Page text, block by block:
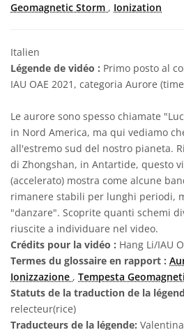
Geomagnetic Storm , Ionization
Italien
Légende de vidéo : Primo posto al
IAU OAE 2021, categoria Aurore
Le aurore sono spesso chiamate
in Nord America, ma qui vediamo
all'estremo sud del nostro pianeta.
di Zhongshan, in Antartide, questo
(accelerato) mostra come alcune
rimanere stabili per lunghi periodi,
"danzare". Scoprite quanti schemi
riuscite a individuare nel video.
Crédits pour la vidéo : Hang Li/IAU
Termes du glossaire en rapport :
Ionizzazione , Tempesta
Statuts de la traduction de la
relecteur(rice)
Traducteurs de la légende: